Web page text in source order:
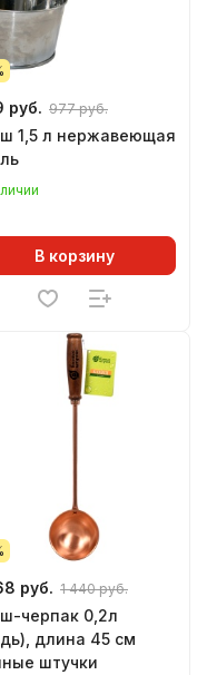
руб. 977 руб.
1,5 л нержавеющая
В корзину
руб. 1 440 руб.
черпак 0,2л
длина 45 см
штучки